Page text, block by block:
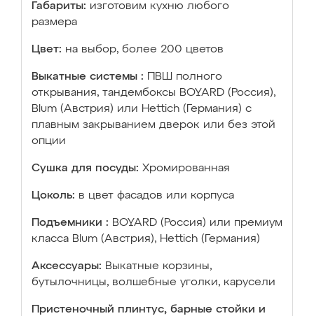
Габариты: изготовим кухню любого
размера
Цвет: на выбор, более 200 цветов
Выкатные системы :
ПВШ полного
открывания, тандембоксы BOYARD (Россия),
Blum (Австрия) или Hettich (Германия) с
плавным закрыванием дверок или без этой
опции
Сушка для посуды: Хромированная
Цоколь: в цвет фасадов или корпуса
Подъемники : BOYARD (Россия) или премиум
класса Blum (Австрия), Hettich (Германия)
Аксессуары: Выкатные корзины,
бутылочницы, волшебные уголки, карусели
Пристеночный плинтус, барные стойки и